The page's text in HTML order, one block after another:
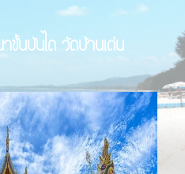
ขั้นบันได วัดบ้านเด่น